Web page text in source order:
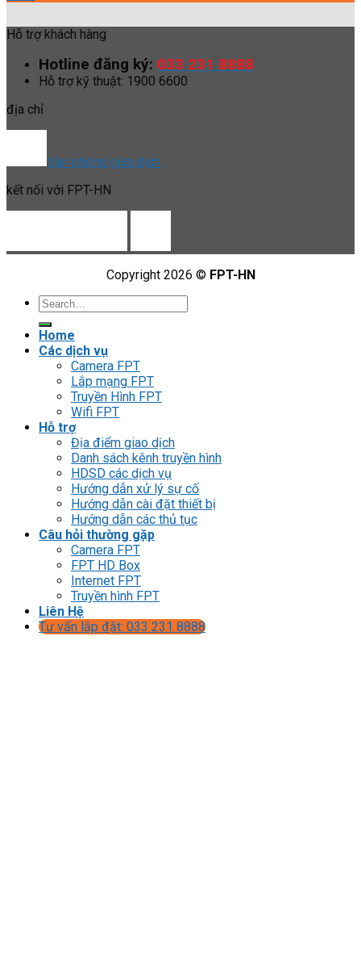
Hỗ trợ khách hàng
Hotline đăng ký: 033 231 8888
Hỗ trợ kỹ thuật: 1900 6600
địa chỉ
Văn phòng giao dịch
kết nối với FPT-HN
Copyright 2026 © FPT-HN
Home
Các dịch vụ
Camera FPT
Lắp mạng FPT
Truyền Hình FPT
Wifi FPT
Hỗ trợ
Địa điểm giao dịch
Danh sách kênh truyền hình
HDSD các dịch vụ
Hướng dẫn xử lý sự cố
Hướng dẫn cài đặt thiết bị
Hướng dẫn các thủ tục
Câu hỏi thường gặp
Camera FPT
FPT HD Box
Internet FPT
Truyền hình FPT
Liên Hệ
Tư vấn lắp đặt: 033 231 8888